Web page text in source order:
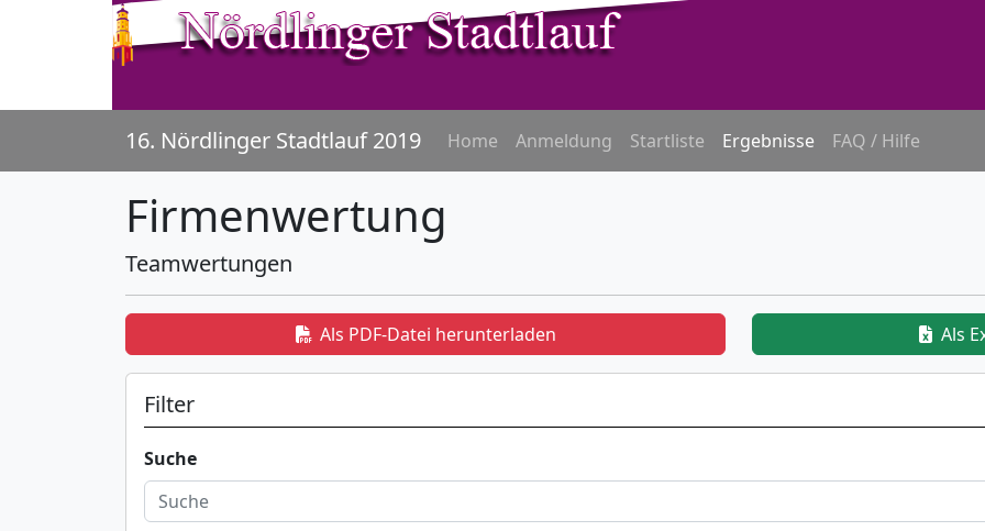
16. Nördlinger Stadtlauf 2019 Home Anmeldung Startliste Ergebnisse FAQ / Hilfe
Firmenwertung
Teamwertungen
Als PDF-Datei herunterladen Als
Filter
Suche